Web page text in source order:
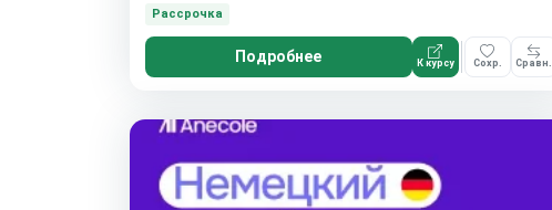
Рассрочка
Подробнее К курсу Сохр. Сравн.